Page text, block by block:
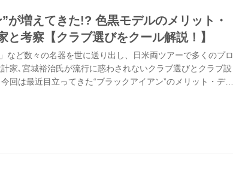
が増えてきた!? 色黒モデルのメリット・
と考察【クラブ選びをクール解説！】
など数々の名器を世に送り出し、日米両ツアーで多くのプロ
家､宮城裕治氏が流行に惑わされないクラブ選びとクラブ設
回は最近目立ってきた“ブラックアイアン”のメリット・デメ